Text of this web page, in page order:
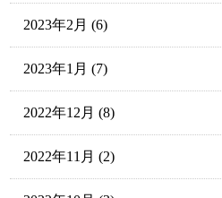
2023年2月 (6)
2023年1月 (7)
2022年12月 (8)
2022年11月 (2)